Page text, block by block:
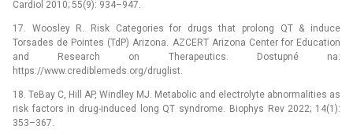
Cardiol 2010; 55(9): 934–947.
17. Woosley R. Risk Categories for drugs that prolong QT & induce
Torsades de Pointes (TdP) Arizona. AZCERT Arizona Center for Education
and Research on Therapeutics. Dostupné na:
https://www.crediblemeds.org/druglist.
18. TeBay C, Hill AP, Windley MJ. Metabolic and electrolyte abnormalities as
risk factors in drug-induced long QT syndrome. Biophys Rev 2022; 14(1):
353–367.